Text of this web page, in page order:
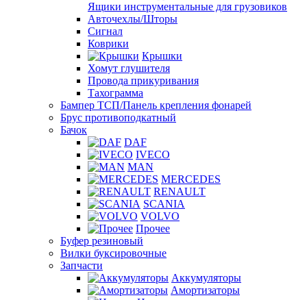
Ящики инструментальные для грузовиков
Авточехлы/Шторы
Сигнал
Коврики
Крышки
Хомут глушителя
Провода прикуривания
Тахограмма
Бампер ТСП/Панель крепления фонарей
Брус противоподкатный
Бачок
DAF
IVECO
MAN
MERCEDES
RENAULT
SCANIA
VOLVO
Прочее
Буфер резиновый
Вилки буксировочные
Запчасти
Аккумуляторы
Амортизаторы